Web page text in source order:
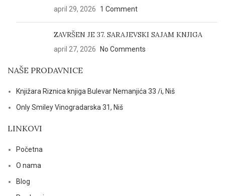
april 29, 2026 1 Comment
ZAVRŠEN JE 37. SARAJEVSKI SAJAM KNJIGA
april 27, 2026 No Comments
NAŠE PRODAVNICE
Knjižara Riznica knjiga Bulevar Nemanjića 33 /i, Niš
Only Smiley Vinogradarska 31, Niš
LINKOVI
Početna
O nama
Blog